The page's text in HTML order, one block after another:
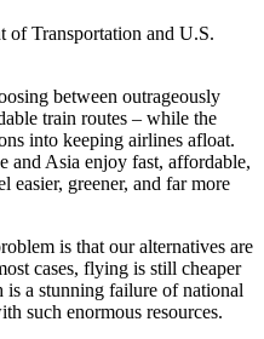
of Transportation and U.S.
between outrageously
train routes – while the
into keeping airlines afloat.
and Asia enjoy fast, affordable,
easier, greener, and far more
is that our alternatives are
cases, flying is still cheaper
is a stunning failure of national
such enormous resources.